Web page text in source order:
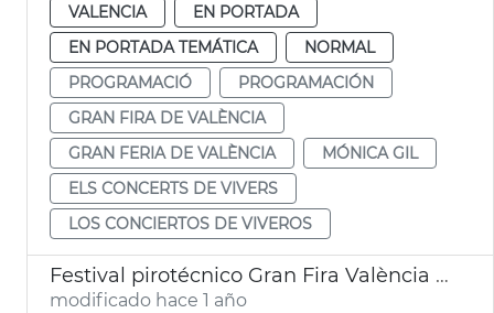
VALENCIA
EN PORTADA
EN PORTADA TEMÁTICA
NORMAL
PROGRAMACIÓ
PROGRAMACIÓN
GRAN FIRA DE VALÈNCIA
GRAN FERIA DE VALÈNCIA
MÓNICA GIL
ELS CONCERTS DE VIVERS
LOS CONCIERTOS DE VIVEROS
Festival pirotécnico Gran Fira València 2025
modificado hace 1 año